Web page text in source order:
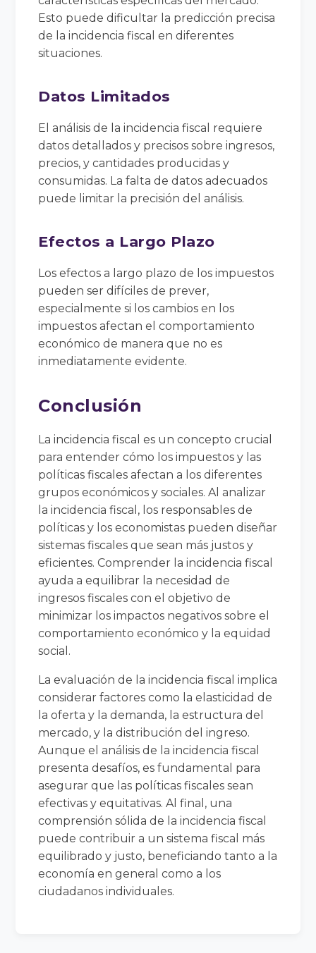
Esto puede dificultar la predicción precisa
de la incidencia fiscal en diferentes
situaciones.
Datos Limitados
El análisis de la incidencia fiscal requiere
datos detallados y precisos sobre ingresos,
precios, y cantidades producidas y
consumidas. La falta de datos adecuados
puede limitar la precisión del análisis.
Efectos a Largo Plazo
Los efectos a largo plazo de los impuestos
pueden ser difíciles de prever,
especialmente si los cambios en los
impuestos afectan el comportamiento
económico de manera que no es
inmediatamente evidente.
Conclusión
La incidencia fiscal es un concepto crucial
para entender cómo los impuestos y las
políticas fiscales afectan a los diferentes
grupos económicos y sociales. Al analizar
la incidencia fiscal, los responsables de
políticas y los economistas pueden diseñar
sistemas fiscales que sean más justos y
eficientes. Comprender la incidencia fiscal
ayuda a equilibrar la necesidad de
ingresos fiscales con el objetivo de
minimizar los impactos negativos sobre el
comportamiento económico y la equidad
social.
La evaluación de la incidencia fiscal implica
considerar factores como la elasticidad de
la oferta y la demanda, la estructura del
mercado, y la distribución del ingreso.
Aunque el análisis de la incidencia fiscal
presenta desafíos, es fundamental para
asegurar que las políticas fiscales sean
efectivas y equitativas. Al final, una
comprensión sólida de la incidencia fiscal
puede contribuir a un sistema fiscal más
equilibrado y justo, beneficiando tanto a la
economía en general como a los
ciudadanos individuales.